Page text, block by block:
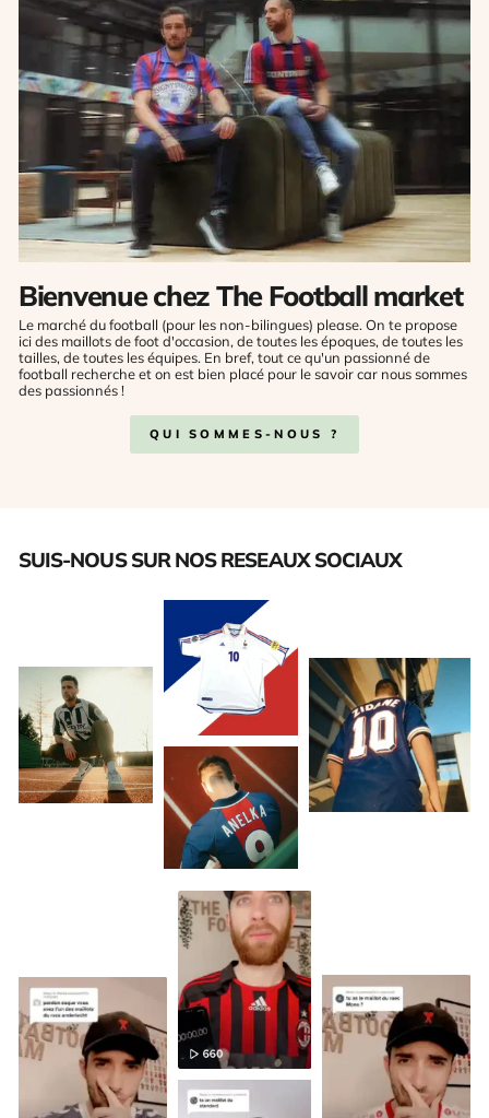
Bienvenue chez The Football market
Le marché du football (pour les non-bilingues) please. On te propose
ici des maillots de foot d'occasion, de toutes les époques, de toutes les
tailles, de toutes les équipes. En bref, tout ce qu'un passionné de
football recherche et on est bien placé pour le savoir car nous sommes
des passionnés !
QUI SOMMES-NOUS ?
SUIS-NOUS SUR NOS RESEAUX SOCIAUX